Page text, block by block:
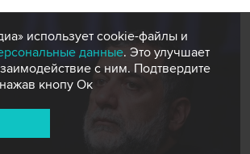
использует cookie-файлы и
данные. Это улучшает
с ним. Подтвердите
кнопу Ок